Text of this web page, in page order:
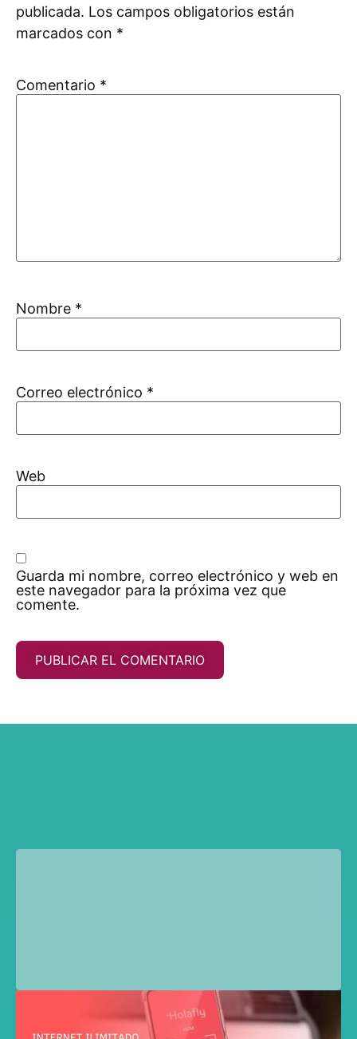
publicada. Los campos obligatorios están
marcados con *
Comentario *
Nombre *
Correo electrónico *
Web
Guarda mi nombre, correo electrónico y web en
este navegador para la próxima vez que
comente.